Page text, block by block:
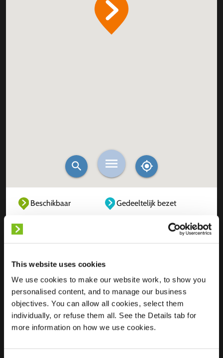
This website uses cookies
We use cookies to make our website work, to show you
personalised content, and to manage our business
objectives. You can allow all cookies, select them
individually, or refuse them all. See the Details tab for
more information on how we use cookies.
Beschikbaar
Gedeeltelijk bezet
Locatie
Klaverweide 21
9203 GB Drachten
Nederland
Regular Charging